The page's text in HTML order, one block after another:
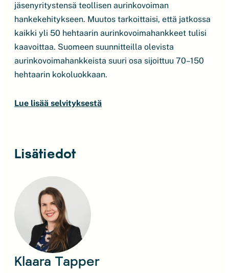
jäsenyritystensä teollisen aurinkovoiman
hankekehitykseen. Muutos tarkoittaisi, että jatkossa
kaikki yli 50 hehtaarin aurinkovoimahankkeet tulisi
kaavoittaa. Suomeen suunnitteilla olevista
aurinkovoimahankkeista suuri osa sijoittuu 70–150
hehtaarin kokoluokkaan.
Lue lisää selvityksestä
Lisätiedot
Klaara Tapper